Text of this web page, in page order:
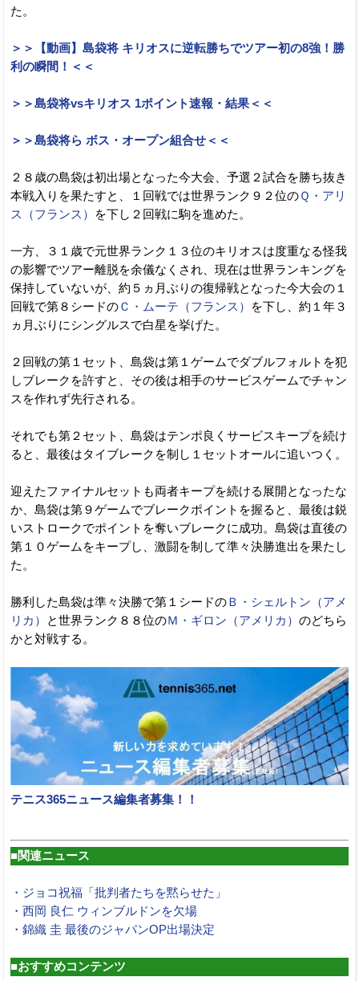
た。
＞＞【動画】島袋将 キリオスに逆転勝ちでツアー初の8強！勝
利の瞬間！＜＜
＞＞島袋将vsキリオス 1ポイント速報・結果＜＜
＞＞島袋将ら ボス・オープン組合せ＜＜
２８歳の島袋は初出場となった今大会、予選２試合を勝ち抜き
本戦入りを果たすと、１回戦では世界ランク９２位のＱ・アリ
ス（フランス）
を下し２回戦に駒を進めた。
一方、３１歳で元世界ランク１３位のキリオスは度重なる怪我
の影響でツアー離脱を余儀なくされ、現在は世界ランキングを
保持していないが、約５ヵ月ぶりの復帰戦となった今大会の１
回戦で第８シードのＣ・ムーテ（フランス）
を下し、約１年３
ヵ月ぶりにシングルスで白星を挙げた。
２回戦の第１セット、島袋は第１ゲームでダブルフォルトを犯
しブレークを許すと、その後は相手のサービスゲームでチャン
スを作れず先行される。
それでも第２セット、島袋はテンポ良くサービスキープを続け
ると、最後はタイブレークを制し１セットオールに追いつく。
迎えたファイナルセットも両者キープを続ける展開となったな
か、島袋は第９ゲームでブレークポイントを握ると、最後は鋭
いストロークでポイントを奪いブレークに成功。島袋は直後の
第１０ゲームをキープし、激闘を制して準々決勝進出を果たし
た。
勝利した島袋は準々決勝で第１シードのＢ・シェルトン（アメ
リカ）
と世界ランク８８位のＭ・ギロン（アメリカ） のどちら
かと対戦する。
テニス365ニュース編集者募集！！
■関連ニュース
・ジョコ祝福「批判者たちを黙らせた」
・西岡 良仁 ウィンブルドンを欠場
・錦織 圭 最後のジャパンOP出場決定
■おすすめコンテンツ